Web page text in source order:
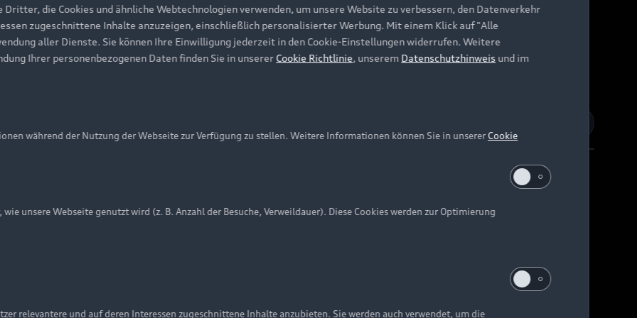
Cookie-Einstellungen Cookie-Richtlinie Barrierefreiheit Digital Services Act
die Cookies und ähnliche Webtechnologien verwenden, um unsere Website zu verbessern, den Datenverkehr
zugeschnittene Inhalte anzuzeigen, einschließlich personalisierter Werbung. Mit einem Klick auf "Alle
aller Dienste. Sie können Ihre Einwilligung jederzeit in den Cookie-Einstellungen widerrufen. Weitere
Ihrer personenbezogenen Daten finden Sie in unserer Cookie Richtlinie, unserem Datenschutzhinweis und im
während der Nutzung der Webseite zur Verfügung zu stellen. Weitere Informationen können Sie in unsererCookie
unsere Webseite genutzt wird (z. B. Anzahl der Besuche, Verweildauer). Diese Cookies werden zur Optimierung
relevantere und auf deren Interessen zugeschnittene Inhalte anzubieten. Sie werden auch verwendet, um die